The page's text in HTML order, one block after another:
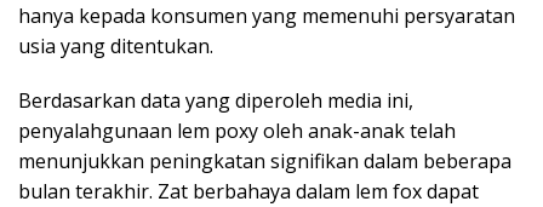
hanya kepada konsumen yang memenuhi persyaratan
usia yang ditentukan.
Berdasarkan data yang diperoleh media ini,
penyalahgunaan lem poxy oleh anak-anak telah
menunjukkan peningkatan signifikan dalam beberapa
bulan terakhir. Zat berbahaya dalam lem fox dapat